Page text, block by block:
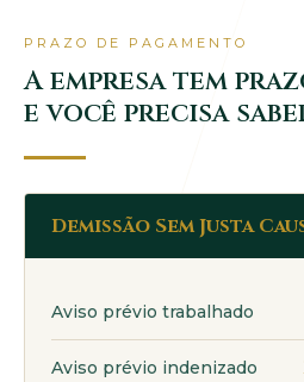
PRAZO DE PAGAMENTO
A empresa tem
e você precisa
Demissão Sem Justa
Aviso prévio trabalhado
Aviso prévio indenizado